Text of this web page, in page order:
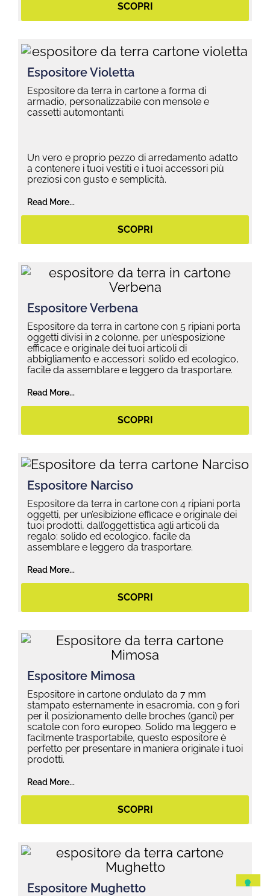
SCOPRI
Espositore Violetta
Espositore da terra in cartone a forma di
armadio, personalizzabile con mensole e
cassetti automontanti.
Un vero e proprio pezzo di arredamento adatto
a contenere i tuoi vestiti e i tuoi accessori più
preziosi con gusto e semplicità.
Read More...
SCOPRI
Espositore Verbena
Espositore da terra in cartone con 5 ripiani porta
oggetti divisi in 2 colonne, per un’esposizione
efficace e originale dei tuoi articoli di
abbigliamento e accessori: solido ed ecologico,
facile da assemblare e leggero da trasportare.
Read More...
SCOPRI
Espositore Narciso
Espositore da terra in cartone con 4 ripiani porta
oggetti, per un’esibizione efficace e originale dei
tuoi prodotti, dall’oggettistica agli articoli da
regalo: solido ed ecologico, facile da
assemblare e leggero da trasportare.
Read More...
SCOPRI
Espositore Mimosa
Espositore in cartone ondulato da 7 mm
stampato esternamente in esacromia, con 9 fori
per il posizionamento delle broches (ganci) per
scatole con foro europeo. Solido ma leggero e
facilmente trasportabile, questo espositore è
perfetto per presentare in maniera originale i tuoi
prodotti.
Read More...
SCOPRI
Espositore Mughetto